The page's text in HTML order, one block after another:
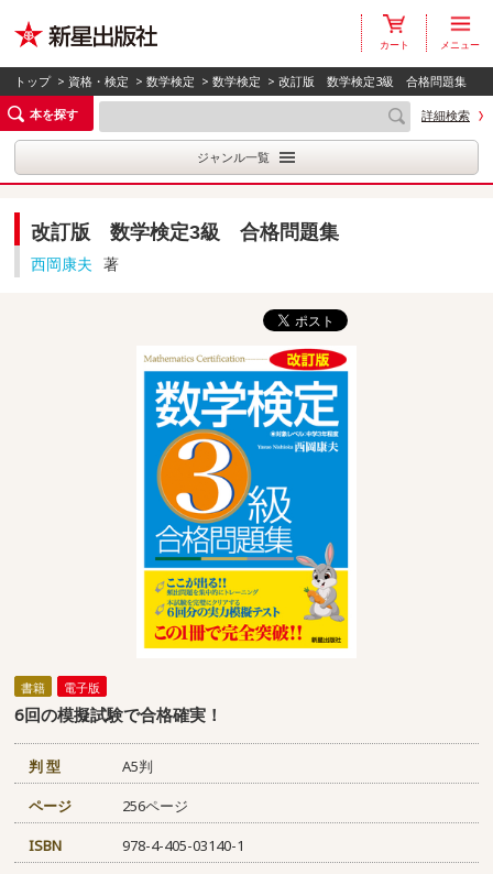
カート メニュー
トップ > 資格・検定 >数学検定 >数学検定 > 改訂版 数学検定3級 合格問題集
本を探す
詳細検索
ジャンル一覧
改訂版 数学検定3級 合格問題集
西岡康夫 著
書籍 電子版
6回の模擬試験で合格確実！
判 型
A5判
ページ
256ページ
ISBN
978-4-405-03140-1